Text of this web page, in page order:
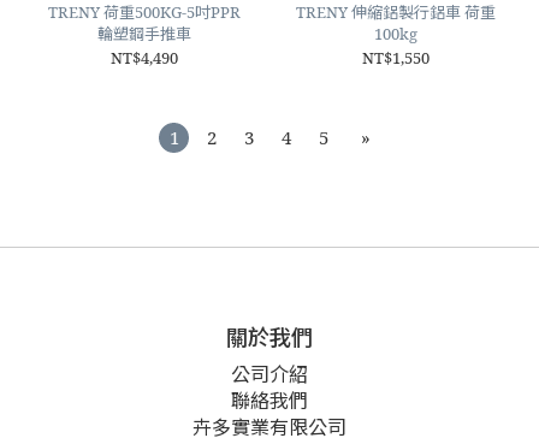
TRENY 荷重500KG-5吋PPR
輪塑鋼手推車
NT$4,490
TRENY 伸縮鋁製行鋁車 荷重
100kg
NT$1,550
1 2 3 4 5 »
關於我們
公司介紹
聯絡我們
卉多實業有限公司